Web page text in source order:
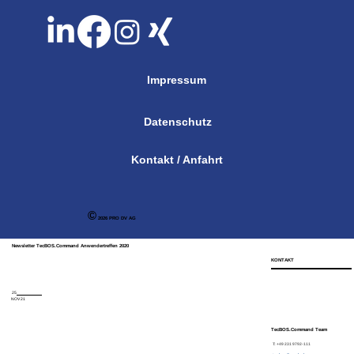
Newsletter TecBOS.Command Anwendertreffen 2020
25
NOV 21
KONTAKT
TecBOS.Command Team
T: +49 231 9792-111
Impressum
Datenschutz
Kontakt / Anfahrt
© 2026 PRO DV AG